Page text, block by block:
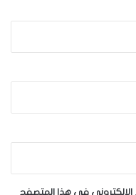
الإلكتروني في هذا المتصفح